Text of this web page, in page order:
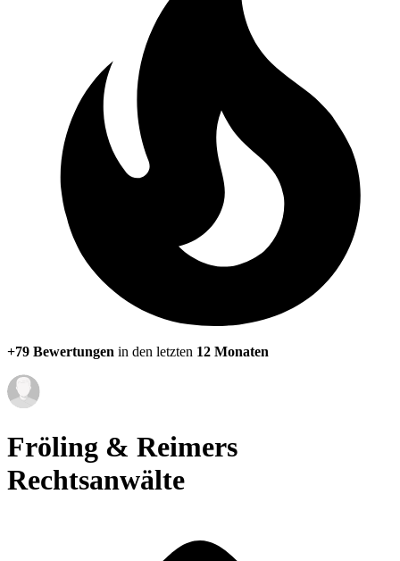
+79 Bewertungen in den letzten 12 Monaten
Fröling & Reimers
Rechtsanwälte